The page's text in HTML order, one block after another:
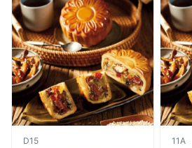
D15 11A